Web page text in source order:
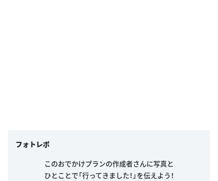
フォトレポ
このおでかけプランの作成者さんに写真と
ひとことで「行ってきました！」を伝えよう！